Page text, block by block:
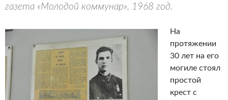
газета «Молодой коммунар», 1968 год.
На
протяжении
30 лет на его
могиле стоял
простой
крест с